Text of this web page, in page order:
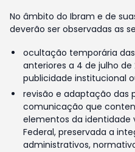
No âmbito do Ibram e de
deverão ser observadas as
ocultação temporária
anteriores a 4 de julho
publicidade institucional
revisão e adaptação das
comunicação que
elementos da identidade
Federal, preservada a
administrativos,